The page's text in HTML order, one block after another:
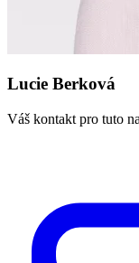
Lucie Berková
Váš kontakt pro tuto